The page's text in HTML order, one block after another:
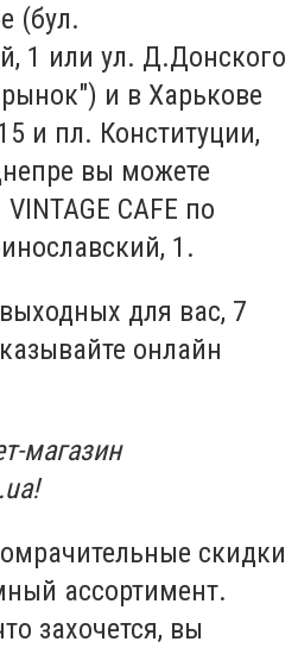
(бул.
1 или ул. Д.Донского
и в Харькове
и пл. Конституции,
вы можете
CAFE по
1.
для вас, 7
онлайн
магазин
скидки
ассортимент.
захочется, вы